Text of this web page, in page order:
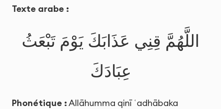
Texte arabe :
اللَّهُمَّ قِنِي عَذَابَكَ يَوْمَ تَبْعَثُ
عِبَادَكَ
Phonétique :Allāhumma qinī ʿadhābaka